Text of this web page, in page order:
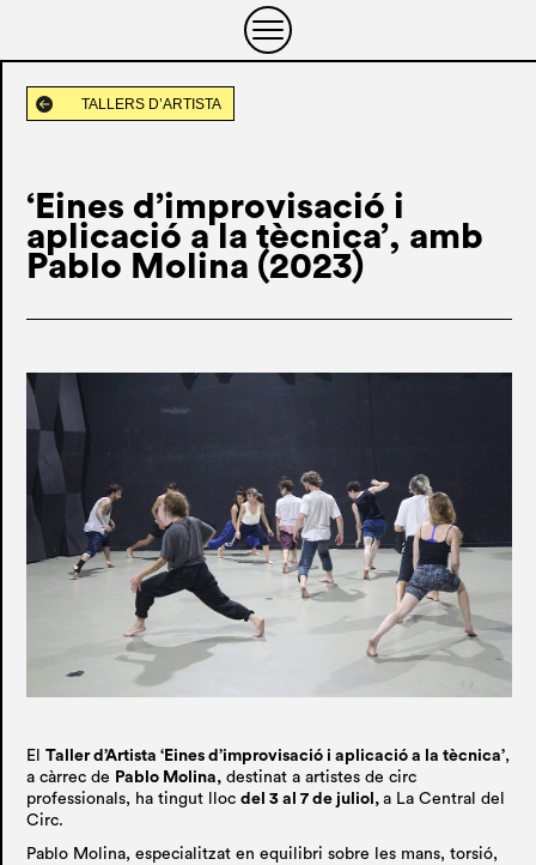
TALLERS D’ARTISTA
‘Eines d’improvisació i
aplicació a la tècnica’, amb
Pablo Molina (2023)
El Taller d’Artista ‘Eines d’improvisació i aplicació a la tècnica’,
a càrrec de Pablo Molina, destinat a artistes de circ
professionals, ha tingut lloc del 3 al 7 de juliol , a La Central del
Circ.
Pablo Molina, especialitzat en equilibri sobre les mans, torsió,